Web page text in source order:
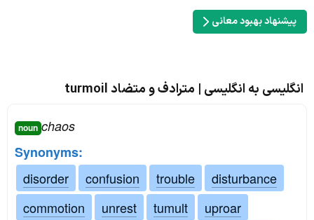
پیشنهاد بهبود معانی
انگلیسی به انگلیسی | مترادف و متضاد turmoil
noun chaos
Synonyms:
disorder
confusion trouble
disturbance
commotion
unrest tumult
uproar